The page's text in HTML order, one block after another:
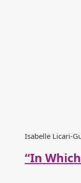
Isabelle Licari-
“In